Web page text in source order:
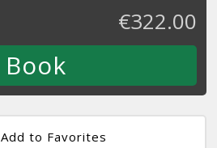
€322.00
Add to Favorites